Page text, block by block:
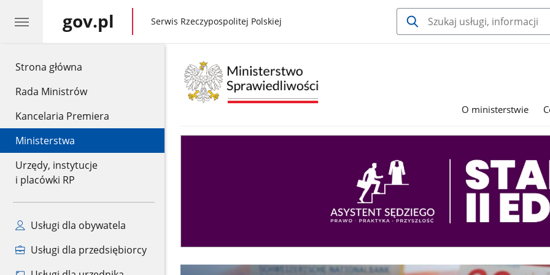
Strona główna
Rada Ministrów
Kancelaria Premiera
Ministerstwa
Urzędy, instytucje
i placówki RP
Usługi dla obywatela
Usługi dla przedsiębiorcy
gov.pl gov.pl
Serwis Rzeczypospolitej Polskiej
O ministerstwie